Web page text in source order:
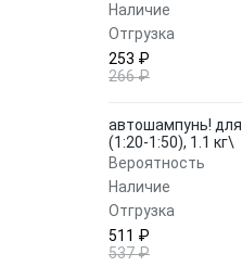
Наличие
Отгрузка
253 ₽
266 ₽
автошампунь! для
(1:20-1:50), 1.1 кг\
Вероятность
Наличие
Отгрузка
511 ₽
537 ₽